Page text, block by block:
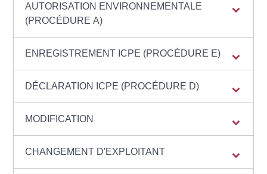
AUTORISATION ENVIRONNEMENTALE
(PROCÉDURE A)
ENREGISTREMENT ICPE (PROCÉDURE E)
DÉCLARATION ICPE (PROCÉDURE D)
MODIFICATION
CHANGEMENT D'EXPLOITANT